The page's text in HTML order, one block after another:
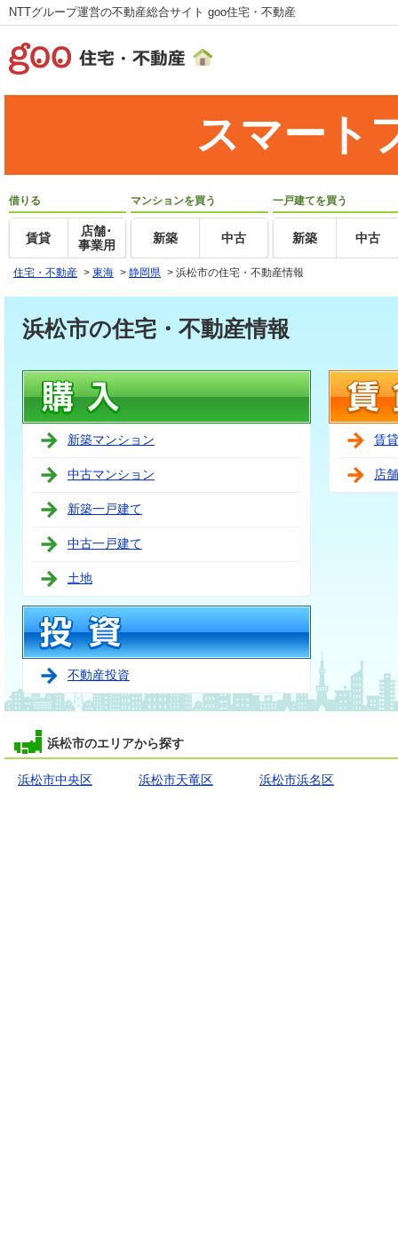
NTTグループ運営の不動産総合サイト goo住宅・不動産
スマート
借りる
賃貸
店舗･
事業用
マンションを買う
新築 中古
一戸建てを買う
新築 中古
住宅・不動産 > 東海 > 静岡県 > 浜松市の住宅・不動産情報
浜松市の住宅・不動産情報
新築マンション
中古マンション
新築一戸建て
中古一戸建て
土地
不動産投資
賃
店
浜松市のエリアから探す
浜松市中央区 浜松市天竜区 浜松市浜名区